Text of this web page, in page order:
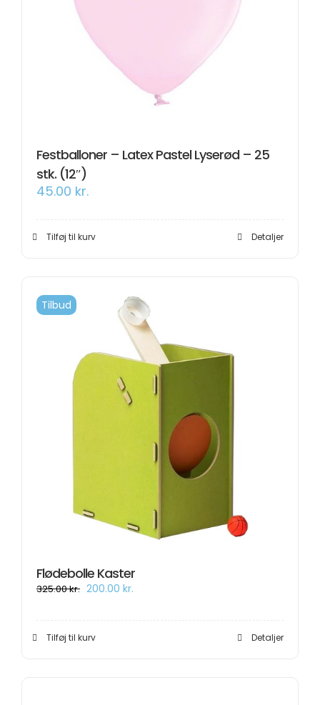
Festballoner – Latex Pastel Lyserød – 25
stk. (12″)
45.00 kr.
Tilføj til kurv Detaljer
Tilbud
Flødebolle Kaster
325.00kr. Den
325.00 kr..
200.00 kr.
Tilføj til kurv Detaljer